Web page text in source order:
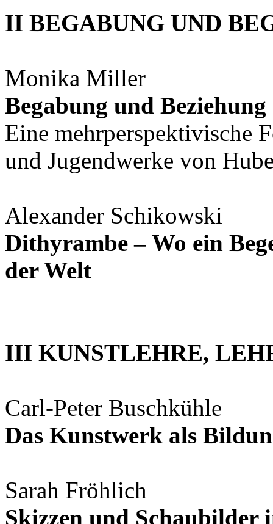
II BEGABUNG UND
Monika Miller
Begabung und Beziehung
Eine mehrperspektivische
und Jugendwerke von
Alexander Schikowski
Dithyrambe – Wo ein
der Welt
III KUNSTLEHRE,
Carl-Peter Buschkühle
Das Kunstwerk als
Sarah Fröhlich
Skizzen und Schaubilder